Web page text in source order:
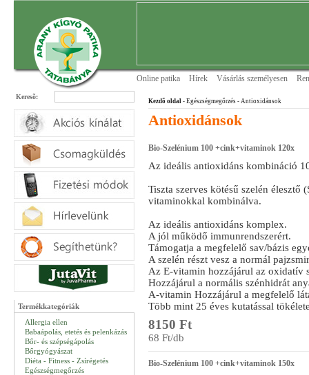
Online patika Hírek Vásárlás személyesen
Keresõ:
Termékkategóriák
Allergia ellen
Babaápolás, etetés és pelenkázás
Bőr- és szépségápolás
Bőrgyógyászat
Diéta - Fitness - Zsírégetés
Egészségmegőrzés
Kezdõ oldal - Egészségmegőrzés - Antioxidánsok
Antioxidánsok
Bio-Szelénium 100 +cink+vitaminok 120x
Az ideális antioxidáns kombináció
Tiszta szerves kötésű szelén élesztő
vitaminokkal kombinálva.
Az ideális antioxidáns komplex.
A jól működő immunrendszerért.
Támogatja a megfelelő sav/bázis
A szelén részt vesz a normál
Az E-vitamin hozzájárul az oxidatív
Hozzájárul a normális szénhidrát
A-vitamin Hozzájárul a megfelelő
Több mint 25 éves kutatással
8150 Ft
68 Ft/db
Bio-Szelénium 100 +cink+vitaminok 150x